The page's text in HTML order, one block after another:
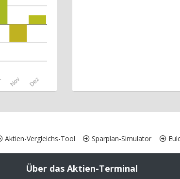
Nov Dez
Aktien-Vergleichs-Tool Sparplan-Simulator
Über das Aktien-Terminal